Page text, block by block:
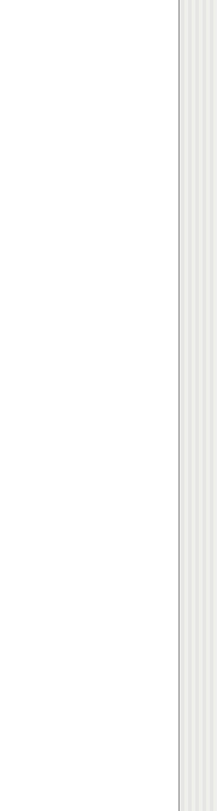
работать за
детским